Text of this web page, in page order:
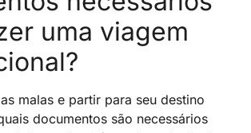
uma viagem
malas e partir para seu destino
documentos são necessários